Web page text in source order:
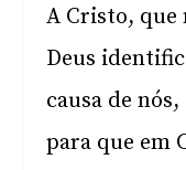
A Cristo, que
Deus
causa de nós,
para que em